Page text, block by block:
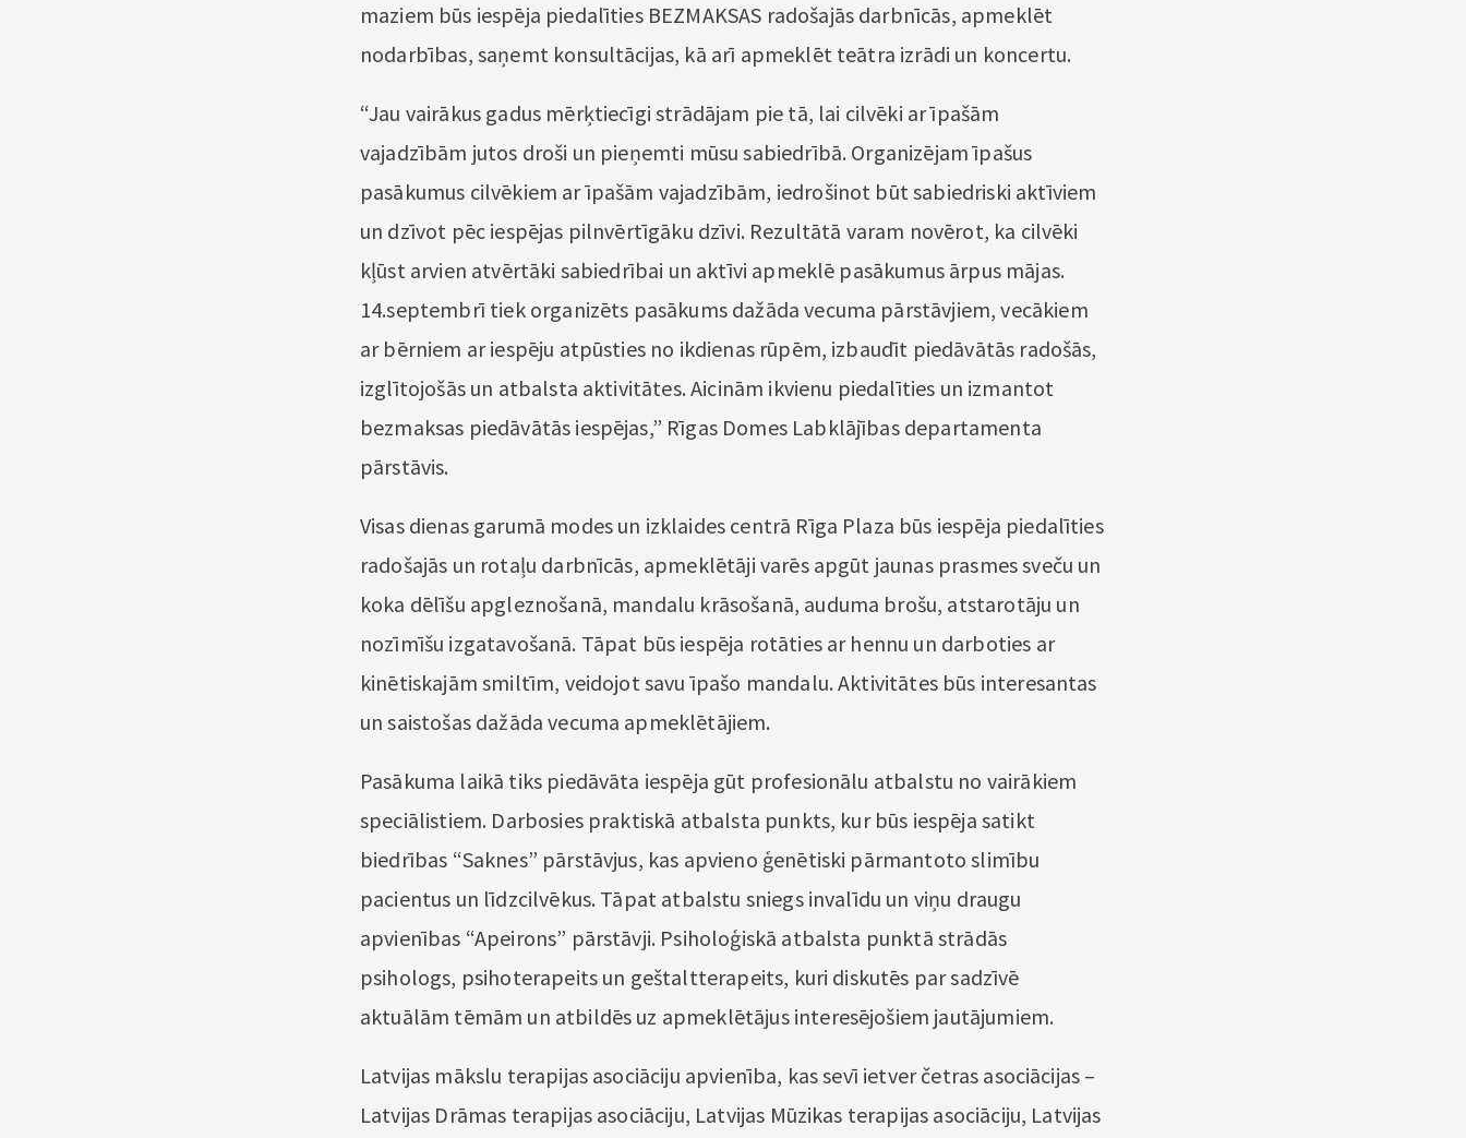
maziem būs iespēja piedalīties BEZMAKSAS radošajās darbnīcās, apmeklēt
nodarbības, saņemt konsultācijas, kā arī apmeklēt teātra izrādi un koncertu.
“Jau vairākus gadus mērķtiecīgi strādājam pie tā, lai cilvēki ar īpašām
vajadzībām jutos droši un pieņemti mūsu sabiedrībā. Organizējam īpašus
pasākumus cilvēkiem ar īpašām vajadzībām, iedrošinot būt sabiedriski aktīviem
un dzīvot pēc iespējas pilnvērtīgāku dzīvi. Rezultātā varam novērot, ka cilvēki
kļūst arvien atvērtāki sabiedrībai un aktīvi apmeklē pasākumus ārpus mājas.
14.septembrī tiek organizēts pasākums dažāda vecuma pārstāvjiem, vecākiem
ar bērniem ar iespēju atpūsties no ikdienas rūpēm, izbaudīt piedāvātās radošās,
izglītojošās un atbalsta aktivitātes. Aicinām ikvienu piedalīties un izmantot
bezmaksas piedāvātās iespējas,” Rīgas Domes Labklājības departamenta
pārstāvis.
Visas dienas garumā modes un izklaides centrā Rīga Plaza būs iespēja piedalīties
radošajās un rotaļu darbnīcās, apmeklētāji varēs apgūt jaunas prasmes sveču un
koka dēlīšu apgleznošanā, mandalu krāsošanā, auduma brošu, atstarotāju un
nozīmīšu izgatavošanā. Tāpat būs iespēja rotāties ar hennu un darboties ar
kinētiskajām smiltīm, veidojot savu īpašo mandalu. Aktivitātes būs interesantas
un saistošas dažāda vecuma apmeklētājiem.
Pasākuma laikā tiks piedāvāta iespēja gūt profesionālu atbalstu no vairākiem
speciālistiem. Darbosies praktiskā atbalsta punkts, kur būs iespēja satikt
biedrības “Saknes” pārstāvjus, kas apvieno ģenētiski pārmantoto slimību
pacientus un līdzcilvēkus. Tāpat atbalstu sniegs invalīdu un viņu draugu
apvienības “Apeirons” pārstāvji. Psiholoģiskā atbalsta punktā strādās
psihologs, psihoterapeits un geštaltterapeits, kuri diskutēs par sadzīvē
aktuālām tēmām un atbildēs uz apmeklētājus interesējošiem jautājumiem.
Latvijas mākslu terapijas asociāciju apvienība, kas sevī ietver četras asociācijas –
Latvijas Drāmas terapijas asociāciju, Latvijas Mūzikas terapijas asociāciju, Latvijas